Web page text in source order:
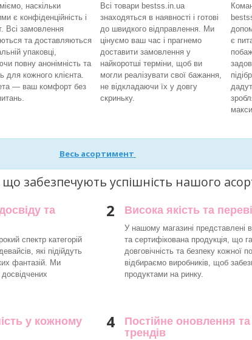
наскільки
є конфіденційність і
Всі замовлення
та доставляються
упаковці,
повну анонімність та
для кожного клієнта.
— ваш комфорт без
Всі товари bestss.in.ua
знаходяться в наявності і готові
до швидкого відправлення. Ми
цінуємо ваш час і прагнемо
доставити замовлення у
найкоротші терміни, щоб ви
могли реалізувати свої бажання,
не відкладаючи їх у довгу
скриньку.
є
Весь асортимент
забезпечують успішність нашого
та
спектр категорій
які підійдуть
фантазій. Ми
2 Висока якість та
У нашому магазині представлені
та сертифікована продукція, що
довговічність та безпеку кожної
відбираємо виробників, щоб
продуктами на ринку.
у кожному
4
Постійне оновлення та
трендів